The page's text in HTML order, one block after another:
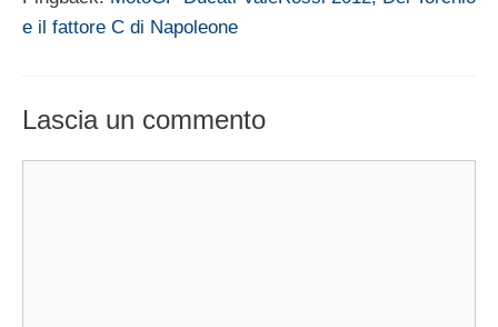
e il fattore C di Napoleone
Lascia un commento